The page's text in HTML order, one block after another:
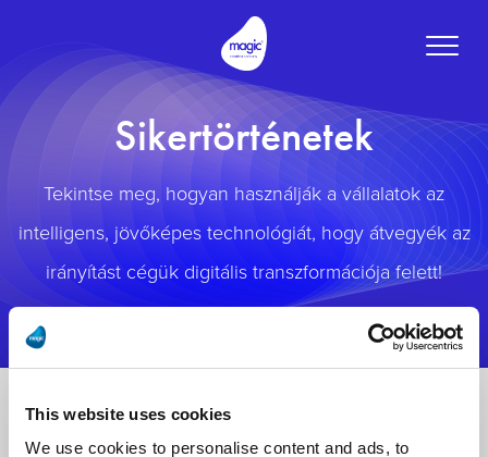
This website uses cookies
We use cookies to personalise content and ads, to
Toggle
Sikertörténetek
Tekintse meg, hogyan használják a vállalatok az
intelligens, jövőképes technológiát, hogy átvegyék az
irányítást cégük digitális transzformációja felett!